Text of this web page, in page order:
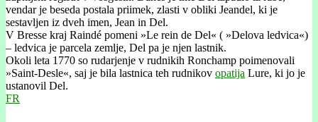
vendar je beseda postala priimek, zlasti v obliki Jeandel, ki je
sestavljen iz dveh imen, Jean in Del.
V Bresse kraj Raindé pomeni »Le rein de Del« ( »Delova ledvica«)
– ledvica je parcela zemlje, Del pa je njen lastnik.
Okoli leta 1770 so rudarjenje v rudnikih Ronchamp poimenovali
»Saint-Desle«, saj je bila lastnica teh rudnikov opatija Lure, ki jo je
ustanovil Del.
FR